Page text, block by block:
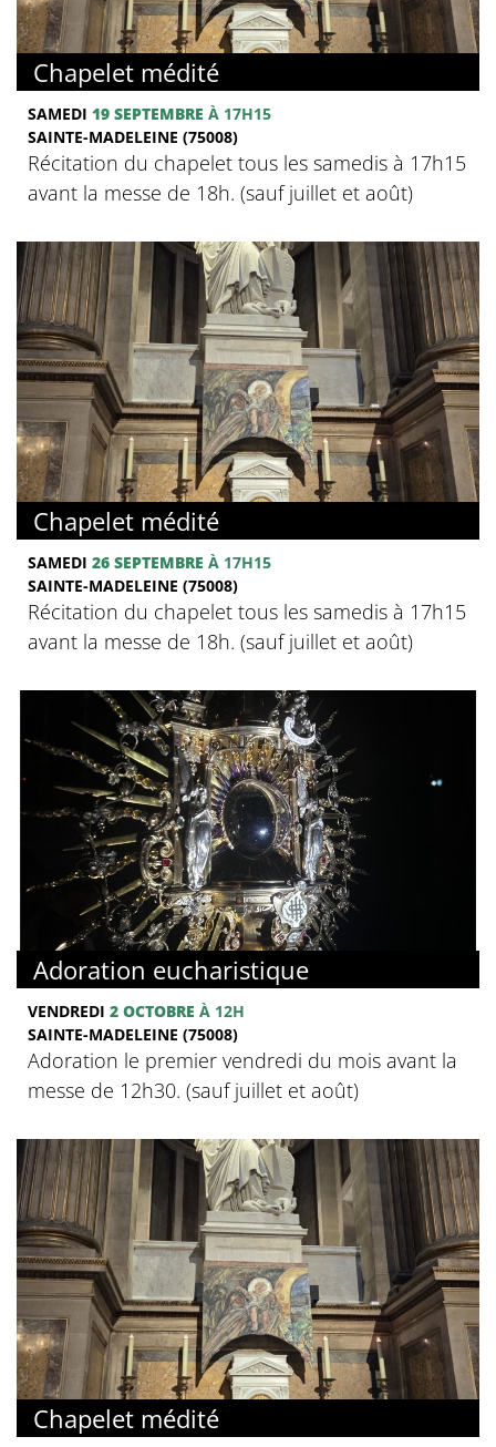
Chapelet médité
SAMEDI 19 SEPTEMBRE À 17H15
SAINTE-MADELEINE (75008)
Récitation du chapelet tous les samedis à 17h15
avant la messe de 18h. (sauf juillet et août)
Chapelet médité
SAMEDI 26 SEPTEMBRE À 17H15
SAINTE-MADELEINE (75008)
Récitation du chapelet tous les samedis à 17h15
avant la messe de 18h. (sauf juillet et août)
Adoration eucharistique
VENDREDI 2 OCTOBRE À 12H
SAINTE-MADELEINE (75008)
Adoration le premier vendredi du mois avant la
messe de 12h30. (sauf juillet et août)
Chapelet médité